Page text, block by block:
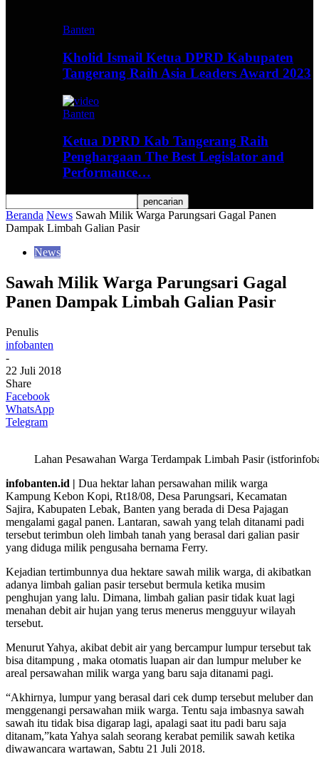
Banten
Kholid Ismail Ketua DPRD Kabupaten
Tangerang Raih Asia Leaders Award 2023
Banten
Ketua DPRD Kab Tangerang Raih
Penghargaan The Best Legislator and
Performance…
Beranda News Sawah Milik Warga Parungsari Gagal Panen
Dampak Limbah Galian Pasir
News
Sawah Milik Warga Parungsari Gagal
Panen Dampak Limbah Galian Pasir
Penulis
infobanten
-
22 Juli 2018
Share
Facebook
WhatsApp
Telegram
Lahan Pesawahan Warga Terdampak Limbah Pasir
infobanten.id | Dua hektar lahan persawahan milik warga
Kampung Kebon Kopi, Rt18/08, Desa Parungsari, Kecamatan
Sajira, Kabupaten Lebak, Banten yang berada di Desa Pajagan
mengalami gagal panen. Lantaran, sawah yang telah ditanami padi
tersebut terimbun oleh limbah tanah yang berasal dari galian pasir
yang diduga milik pengusaha bernama Ferry.
Kejadian tertimbunnya dua hektare sawah milik warga, di akibatkan
adanya limbah galian pasir tersebut bermula ketika musim
penghujan yang lalu. Dimana, limbah galian pasir tidak kuat lagi
menahan debit air hujan yang terus menerus mengguyur wilayah
tersebut.
Menurut Yahya, akibat debit air yang bercampur lumpur tersebut tak
bisa ditampung , maka otomatis luapan air dan lumpur meluber ke
areal persawahan milik warga yang baru saja ditanami pagi.
“Akhirnya, lumpur yang berasal dari cek dump tersebut meluber dan
menggenangi persawahan miik warga. Tentu saja imbasnya sawah
sawah itu tidak bisa digarap lagi, apalagi saat itu padi baru saja
ditanam,”kata Yahya salah seorang kerabat pemilik sawah ketika
diwawancara wartawan, Sabtu 21 Juli 2018.